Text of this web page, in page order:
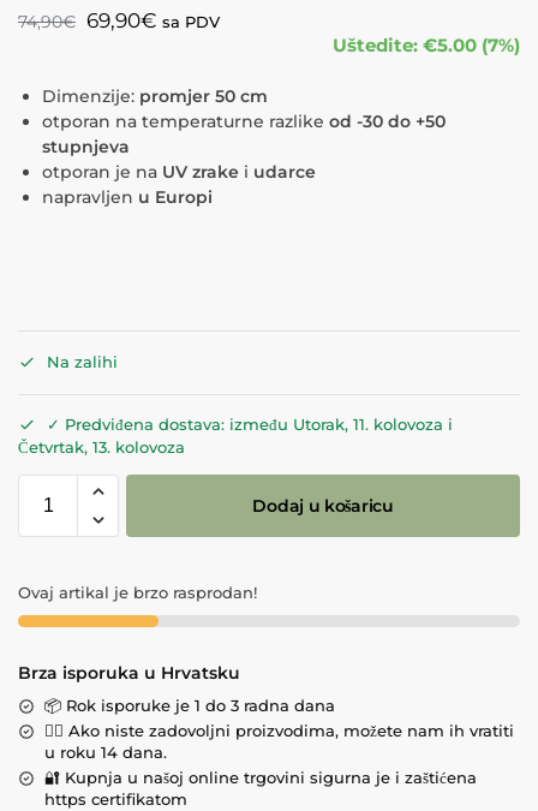
74,90€ 69,90€ sa PDV
Uštedite: €5.00 (7%)
Dimenzije: promjer 50 cm
otporan na temperaturne razlike od -30 do +50
stupnjeva
otporan je na UV zrake i udarce
napravljen u Europi
Na zalihi
✓ Predviđena dostava: između Utorak, 11. kolovoza i
Četvrtak, 13. kolovoza
Dodaj u košaricu
Ovaj artikal je brzo rasprodan!
Brza isporuka u Hrvatsku
📦 Rok isporuke je 1 do 3 radna dana
💁‍♀️ Ako niste zadovoljni proizvodima, možete nam ih vratiti
u roku 14 dana.
🔐 Kupnja u našoj online trgovini sigurna je i zaštićena
https certifikatom